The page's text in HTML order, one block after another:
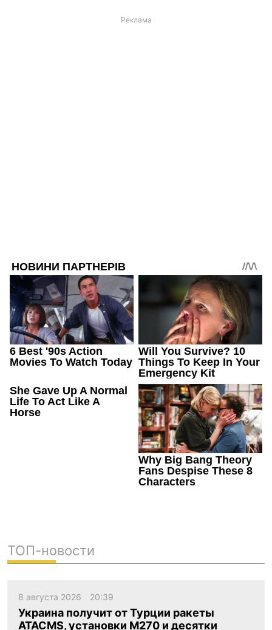
Реклама
ТОП-новости
8 августа 2026 20:39
Украина получит от Турции ракеты
ATACMS, установки M270 и десятки